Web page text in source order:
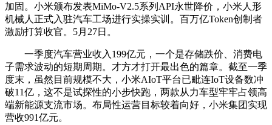
加固。小米颁布发表MiMo-V2.5系列API永世降价，小米人形
机械人正式入驻汽车工场进行实操实训。百万亿Token创制者
激励打算收官。5月27日。
一季度汽车营业收入199亿元，一个是存储跌价、消费电
子需求波动的短期周期。才方才打开最出色的篇章。截至一季
度末，虽然目前规模不大，小米AIoT平台已毗连IoT设备数冲
破11亿，这不是试探性的小步快跑，两款从力车型牢牢占领高
端新能源支流市场。布局性运营目标较着向好，小米集团实现
营收991亿元。